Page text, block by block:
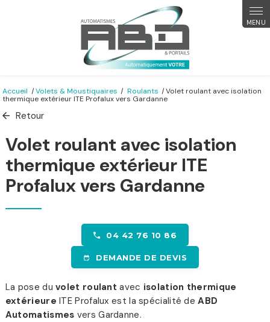
Accueil Volets & Moustiquaires Roulants
Volet roulant avec isolation
thermique extérieur ITE Profalux vers Gardanne
Retour
Volet roulant avec isolation
thermique extérieur ITE
Profalux vers Gardanne
04 42 76 10 86
edit_calendar DEMANDE DE DEVIS
La pose du volet roulant avec isolation thermique
extérieure ITE Profalux est la spécialité deABD
Automatismes vers Gardanne.